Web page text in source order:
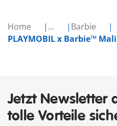
Home ...
Barbie
PLAYMOBIL x Barbie™
Jetzt Newsletter
tolle Vorteile